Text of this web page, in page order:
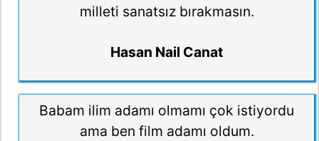
milleti sanatsız bırakmasın.
Hasan Nail Canat
Babam ilim adamı olmamı çok istiyordu
ama ben film adamı oldum.